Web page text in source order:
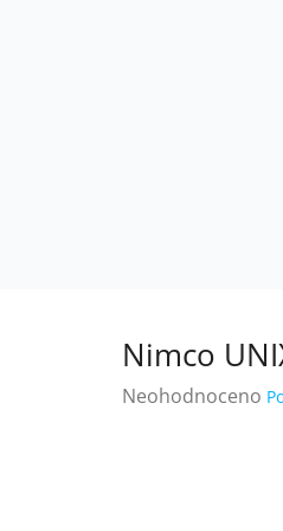
Háčky a
Nimco
Průměrné
Neohodnoceno